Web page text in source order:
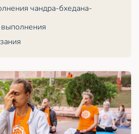
чандра-бхедана-